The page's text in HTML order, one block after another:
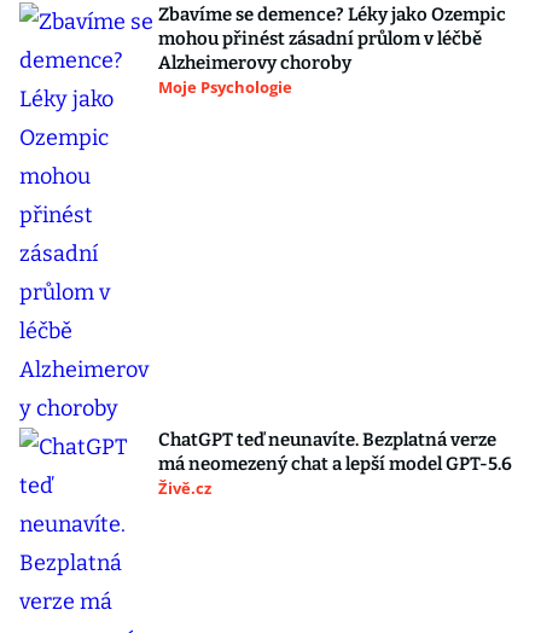
Zbavíme se demence? Léky jako Ozempic
mohou přinést zásadní průlom v léčbě
Alzheimerovy choroby
Moje Psychologie
ChatGPT teď neunavíte. Bezplatná verze
má neomezený chat a lepší model GPT-5.6
Živě.cz